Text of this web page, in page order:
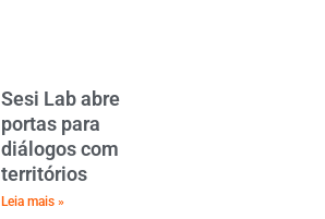
Sesi Lab abre
portas para
diálogos com
territórios
Leia mais »